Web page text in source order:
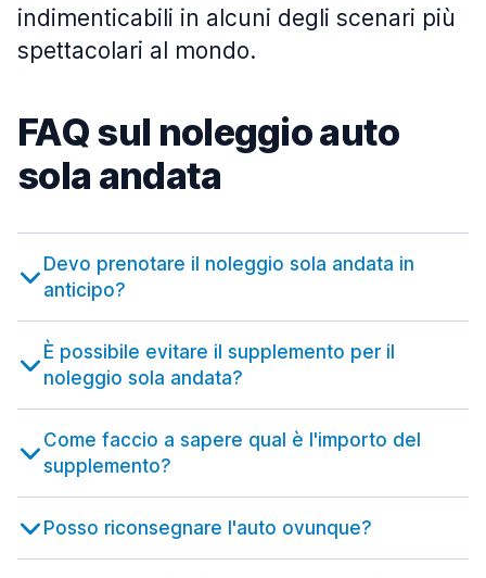
indimenticabili in alcuni degli scenari più
spettacolari al mondo.
FAQ sul noleggio auto
sola andata
Devo prenotare il noleggio sola andata in
anticipo?
È possibile evitare il supplemento per il
noleggio sola andata?
Come faccio a sapere qual è l'importo del
supplemento?
Posso riconsegnare l'auto ovunque?